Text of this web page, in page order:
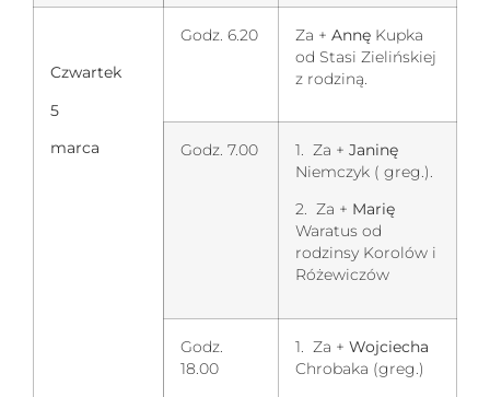
Czwartek
5
marca
Godz. 6.20 Za + Annę Kupka
od Stasi Zielińskiej
z rodziną.
Godz. 7.00 1. Za + Janinę
Niemczyk ( greg.).
2. Za + Marię
Waratus od
rodzinsy Korolów i
Różewiczów
Godz.
18.00
1. Za + Wojciecha
Chrobaka (greg.)